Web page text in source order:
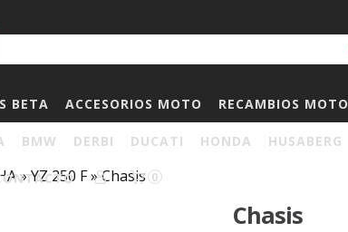
BETA ACCESORIOS MOTO RECAMBIOS MOTO
BMW DERBI DUCATI HONDA HUSABERG
0
»YZ 250 F»Chasis
Chasis